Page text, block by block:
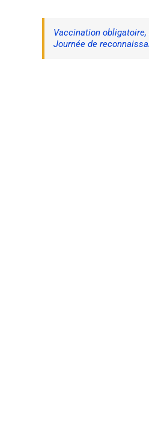
Vaccination obligatoire,
Journée de